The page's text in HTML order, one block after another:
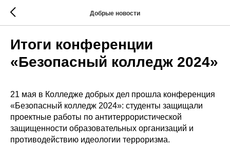
Добрые новости
Итоги конференции
«Безопасный колледж 2024»
21 мая в Колледже добрых дел прошла конференция
«Безопасный колледж 2024»: студенты защищали
проектные работы по антитеррористической
защищенности образовательных организаций и
противодействию идеологии терроризма.